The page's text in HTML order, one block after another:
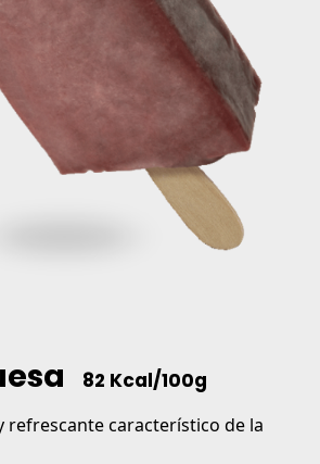
82 Kcal/100g
refrescante característico de la